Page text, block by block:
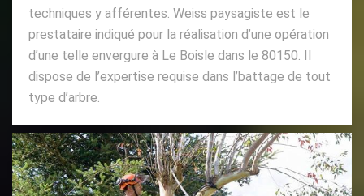
techniques y afférentes. Weiss paysagiste est le
prestataire indiqué pour la réalisation d’une opération
d’une telle envergure à Le Boisle dans le 80150. Il
dispose de l’expertise requise dans l’battage de tout
type d’arbre.